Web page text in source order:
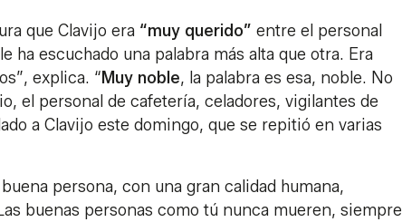
que Clavijo era “muy querido” entre el personal
ha escuchado una palabra más alta que otra. Era
explica. “Muy noble, la palabra es esa, noble. No
el personal de cafetería, celadores, vigilantes de
a Clavijo este domingo, que se repitió en varias
persona, con una gran calidad humana,
buenas personas como tú nunca mueren, siempre